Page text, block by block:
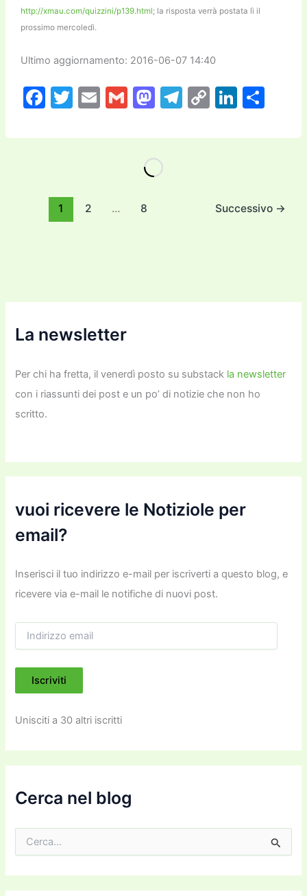
http://xmau.com/quizzini/p139.html; la risposta verrà postata lì il
prossimo mercoledì.
Ultimo aggiornamento: 2016-06-07 14:40
F
c
o
T
itt
E
ai
G
ai
M
st
o
d
T
e
C
p
n
Li
k
n
C
n
di
1 2 … 8 Successivo →
La newsletter
Per chi ha fretta, il venerdì posto su substack la newsletter
con i riassunti dei post e un po’ di notizie che non ho
scritto.
vuoi ricevere le Notiziole per
email?
Inserisci il tuo indirizzo e-mail per iscriverti a questo blog, e
ricevere via e-mail le notifiche di nuovi post.
i
i
z
e
m
i
Iscriviti
Unisciti a 30 altri iscritti
Cerca nel blog
c
a